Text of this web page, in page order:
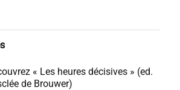
« Les heures décisives » (ed.
de Brouwer)